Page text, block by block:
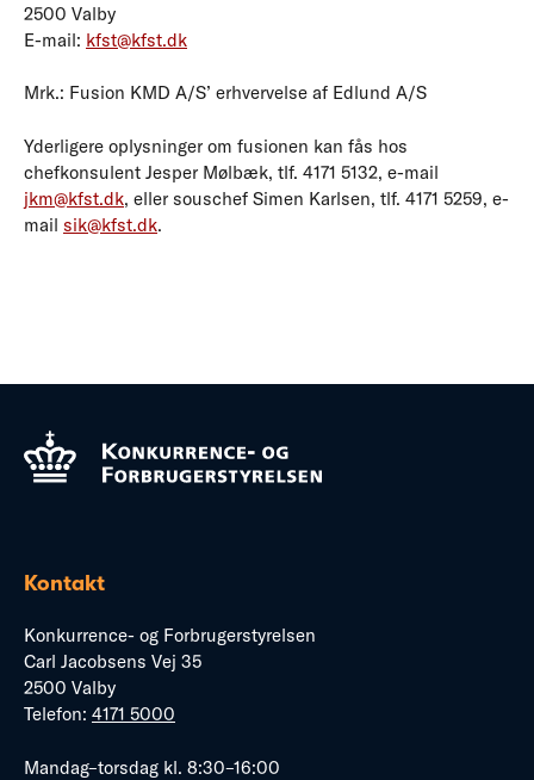
2500 Valby
E-mail: kfst@kfst.dk
Mrk.: Fusion KMD A/S’ erhvervelse af Edlund A/S
Yderligere oplysninger om fusionen kan fås hos
chefkonsulent Jesper Mølbæk, tlf. 4171 5132, e-mail
jkm@kfst.dk, eller souschef Simen Karlsen, tlf. 4171 5259, e-
mail sik@kfst.dk.
Kontakt
Konkurrence- og Forbrugerstyrelsen
Carl Jacobsens Vej 35
2500 Valby
Telefon: 4171 5000
Mandag–torsdag kl. 8:30–16:00